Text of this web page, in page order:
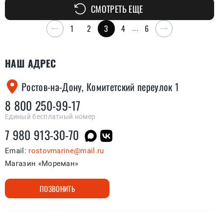
1 2 3 4 ... 6
СМОТРЕТЬ ЕЩЕ
НАШ АДРЕС
Ростов-на-Дону, Комитетский переулок 1
8 800 250-99-17
Единый бесплатный номер
7 980 913-30-70
Email: rostovmarine@mail.ru
Магазин «Мореман»
ПОЗВОНИТЬ